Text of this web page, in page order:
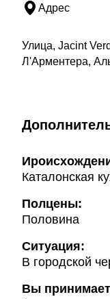
Адрес
Улица, Jacint
Л'Арментера,
Каталонская
Полцены:
Половина
Ситуация:
В городской
Вы